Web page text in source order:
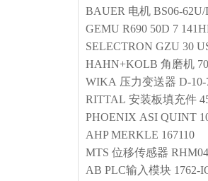
BAUER 电机 BS06-
GEMU R690 50D 7
SELECTRON GZU 30
HAHN+KOLB 角磨机
WIKA 压力变送器 D-
RITTAL 安装板填充件
PHOENIX ASI QUINT
AHP MERKLE 167110
MTS 位移传感器
AB PLC输入模块 1762-